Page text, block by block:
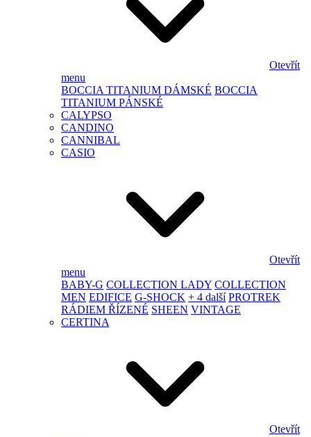
Otevřít
menu
BOCCIA TITANIUM DÁMSKÉ BOCCIA
TITANIUM PÁNSKÉ
CALYPSO
CANDINO
CANNIBAL
CASIO
Otevřít
menu
BABY-G COLLECTION LADY COLLECTION
MEN EDIFICE G-SHOCK + 4 další PROTREK
RÁDIEM ŘÍZENÉ SHEEN VINTAGE
CERTINA
Otevřít